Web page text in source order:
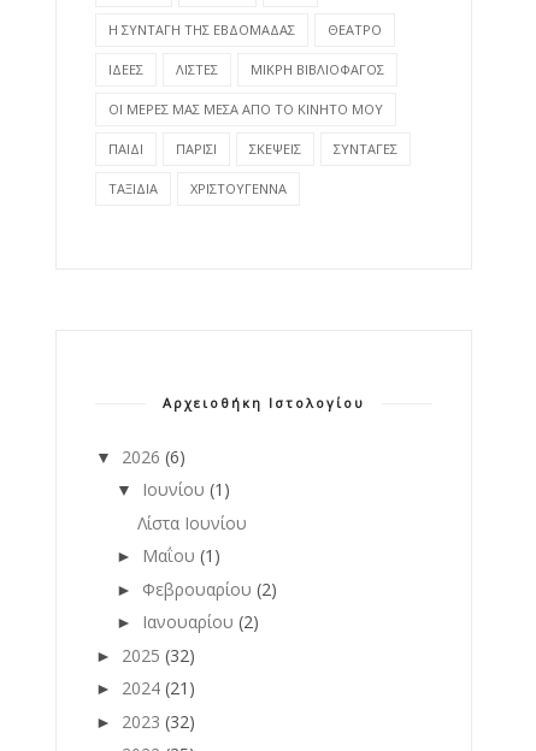
Η ΣΥΝΤΑΓΗ ΤΗΣ ΕΒΔΟΜΑΔΑΣ ΘΕΑΤΡΟ
ΙΔΕΕΣ ΛΙΣΤΕΣ ΜΙΚΡΗ ΒΙΒΛΙΟΦΑΓΟΣ
ΟΙ ΜΕΡΕΣ ΜΑΣ ΜΕΣΑ ΑΠΟ ΤΟ ΚΙΝΗΤΟ ΜΟΥ
ΠΑΙΔΙ ΠΑΡΙΣΙ ΣΚΕΨΕΙΣ ΣΥΝΤΑΓΕΣ
ΤΑΞΙΔΙΑ ΧΡΙΣΤΟΥΓΕΝΝΑ
Αρχειοθήκη Ιστολογίου
▼ 2026 (6)
▼ Ιουνίου (1)
Λίστα Ιουνίου
► Μαΐου (1)
► Φεβρουαρίου (2)
► Ιανουαρίου (2)
► 2025 (32)
► 2024 (21)
► 2023 (32)